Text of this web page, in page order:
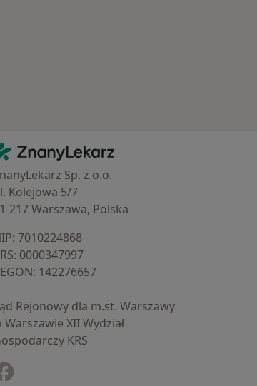
- Strona główna
Sp. z o.o.
Kolejowa 5/7
217 Warszawa, Polska
⁠7010224868
⁠0000347997
⁠142276657
Rejonowy dla m.st. Warszawy
Warszawie XII Wydział
KRS